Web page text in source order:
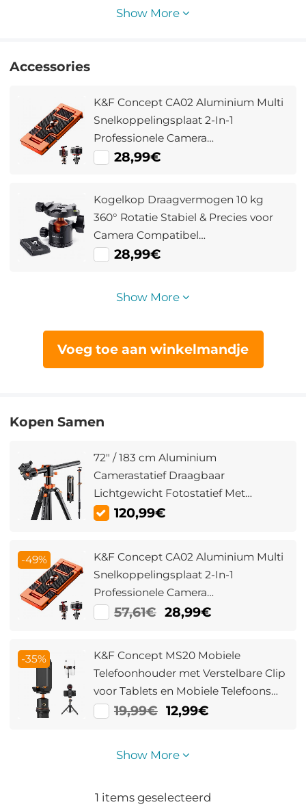
Show More
Accessories
K&F Concept CA02 Aluminium Multi
Snelkoppelingsplaat 2-In-1
Professionele Camera
Snelkoppelingsplaat Voor
28,99€
Kogelkop Draagvermogen 10 kg
360° Rotatie Stabiel & Precies voor
Camera Compatibel
Canon/Nikon/Sony Lichtgewicht
28,99€
Show More
Voeg toe aan winkelmandje
Kopen Samen
72" / 183 cm Aluminium
Camerastatief Draagbaar
Lichtgewicht Fotostatief Met
Monopod Macrofotografie
120,99€
-49%
K&F Concept CA02 Aluminium Multi
Snelkoppelingsplaat 2-In-1
Professionele Camera
Snelkoppelingsplaat Voor
57,61€ 28,99€
-35%
K&F Concept MS20 Mobiele
Telefoonhouder met Verstelbare Clip
voor Tablets en Mobiele Telefoons
iPad Pro/iPad Air/iPad Mini, iPhone
19,99€ 12,99€
Show More
1 items geselecteerd